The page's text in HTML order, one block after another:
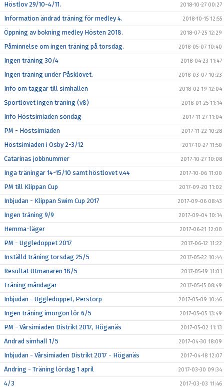
Höstlov 29/10-4/11. 2018-10-27 00:27
Information ändrad träning för medley 4. 2018-10-15 12:55
Öppning av bokning medley Hösten 2018. 2018-07-25 12:29
Påminnelse om ingen träning på torsdag. 2018-05-07 10:40
Ingen träning 30/4 2018-04-23 11:47
Ingen träning under Påsklovet. 2018-03-07 10:23
Info om taggar till simhallen 2018-02-19 12:04
Sportlovet ingen träning (v8) 2018-01-25 11:14
Info Höstsimiaden söndag 2017-11-27 11:04
PM - Höstsimiaden 2017-11-22 10:28
Höstsimiaden i Osby 2-3/12 2017-10-27 11:50
Catarinas jobbnummer 2017-10-27 10:08
Inga träningar 14-15/10 samt höstlovet v.44 2017-10-06 11:00
PM till Klippan Cup 2017-09-20 11:02
Inbjudan - Klippan Swim Cup 2017 2017-09-06 08:43
Ingen träning 9/9 2017-09-04 10:14
Hemma-läger 2017-06-21 12:00
PM - Uggledoppet 2017 2017-06-12 11:22
Inställd träning torsdag 25/5 2017-05-22 10:44
Resultat Utmanaren 18/5 2017-05-19 11:01
Träning måndagar 2017-05-15 08:49
Inbjudan - Uggledoppet, Perstorp 2017-05-09 10:46
Ingen träning imorgon lör 6/5 2017-05-05 13:49
PM - Vårsimiaden Distrikt 2017, Höganäs 2017-05-02 11:13
Ändrad simhall 1/5 2017-04-30 18:09
Inbjudan - Vårsimiaden Distrikt 2017 - Höganäs 2017-04-18 12:07
Ändring - Träning lördag 1 april 2017-03-30 09:34
4/3 2017-03-03 11:46